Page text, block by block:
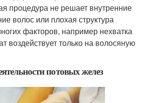
процедура не решает внутренние
волос или плохая структура
факторов, например нехватка
воздействует только на волосяную
потовых желез